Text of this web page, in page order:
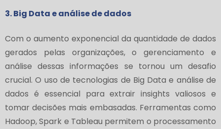
3. Big Data e análise de dados
Com o aumento exponencial da quantidade de dados
gerados pelas organizações, o gerenciamento e
análise dessas informações se tornou um desafio
crucial. O uso de tecnologias de Big Data e análise de
dados é essencial para extrair insights valiosos e
tomar decisões mais embasadas. Ferramentas como
Hadoop, Spark e Tableau permitem o processamento